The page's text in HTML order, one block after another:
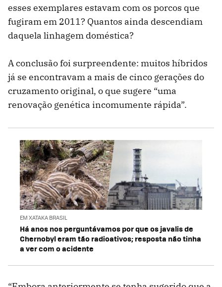
esses exemplares estavam com os porcos que
fugiram em 2011? Quantos ainda descendiam
daquela linhagem doméstica?
A conclusão foi surpreendente: muitos híbridos
já se encontravam a mais de cinco gerações do
cruzamento original, o que sugere “uma
renovação genética incomumente rápida”.
EM XATAKA BRASIL
Há anos nos perguntávamos por que os javalis de
Chernobyl eram tão radioativos; resposta não tinha
a ver com o acidente